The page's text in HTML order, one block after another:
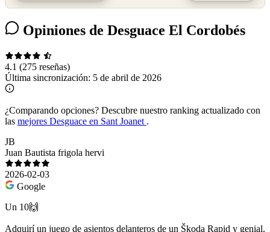
Opiniones de Desguace El Cordobés
4.1 (275 reseñas)
Última sincronización: 5 de abril de 2026
¿Comparando opciones? Descubre nuestro ranking actualizado con
las mejores Desguace en Sant Joanet .
JB
Juan Bautista frigola hervi
2026-02-03
Google
Un 10🙌
Adquirí un juego de asientos delanteros de un Škoda Rapid y genial,